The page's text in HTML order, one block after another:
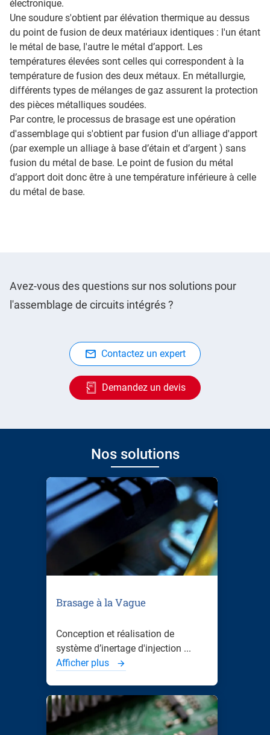
électronique.
Une soudure s'obtient par élévation thermique au dessus
du point de fusion de deux matériaux identiques : l'un étant
le métal de base, l'autre le métal d’apport. Les
températures élevées sont celles qui correspondent à la
température de fusion des deux métaux. En métallurgie,
différents types de mélanges de gaz assurent la protection
des pièces métalliques soudées.
Par contre, le processus de brasage est une opération
d'assemblage qui s'obtient par fusion d'un alliage d'apport
(par exemple un alliage à base d’étain et d’argent ) sans
fusion du métal de base. Le point de fusion du métal
d’apport doit donc être à une température inférieure à celle
du métal de base.
Avez-vous des questions sur nos solutions pour
l'assemblage de circuits intégrés ?
Contactez un expert
Demandez un devis
Nos solutions
Brasage à la Vague
Conception et réalisation de
système d’inertage d'injection ...
Afficher plus